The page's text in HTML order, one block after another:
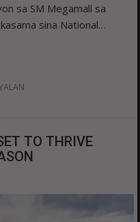
sa SM Megamall sa
sina National…
TO THRIVE